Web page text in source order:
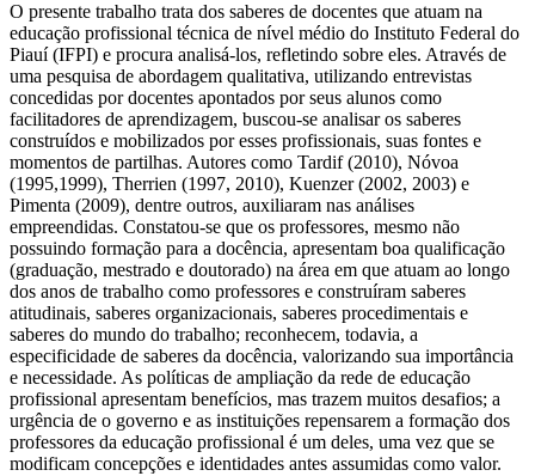
O presente trabalho trata dos saberes de docentes que atuam na
educação profissional técnica de nível médio do Instituto Federal do
Piauí (IFPI) e procura analisá-los, refletindo sobre eles. Através de
uma pesquisa de abordagem qualitativa, utilizando entrevistas
concedidas por docentes apontados por seus alunos como
facilitadores de aprendizagem, buscou-se analisar os saberes
construídos e mobilizados por esses profissionais, suas fontes e
momentos de partilhas. Autores como Tardif (2010), Nóvoa
(1995,1999), Therrien (1997, 2010), Kuenzer (2002, 2003) e
Pimenta (2009), dentre outros, auxiliaram nas análises
empreendidas. Constatou-se que os professores, mesmo não
possuindo formação para a docência, apresentam boa qualificação
(graduação, mestrado e doutorado) na área em que atuam ao longo
dos anos de trabalho como professores e construíram saberes
atitudinais, saberes organizacionais, saberes procedimentais e
saberes do mundo do trabalho; reconhecem, todavia, a
especificidade de saberes da docência, valorizando sua importância
e necessidade. As políticas de ampliação da rede de educação
profissional apresentam benefícios, mas trazem muitos desafios; a
urgência de o governo e as instituições repensarem a formação dos
professores da educação profissional é um deles, uma vez que se
modificam concepções e identidades antes assumidas como valor.